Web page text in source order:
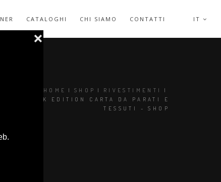
IT
CATALOGHI CHI SIAMO CONTATTI
HOME | SHOP | RIVESTIMENTI
|
ROMO BLACK EDITION CARTA DA PARATI E
TESSUTI - SHOP